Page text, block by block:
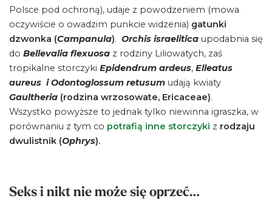
Polsce pod ochroną), udaje z powodzeniem (mowa
oczywiście o owadzim punkcie widzenia) gatunki
dzwonka (Campanula). Orchis israelitica upodabnia się
do Bellevalia flexuosa z rodziny Liliowatych, zaś
tropikalne storczyki Epidendrum ardeus, Elleatus
aureus i Odontoglossum retusum udają kwiaty
Gaultheria (rodzina wrzosowate, Ericaceae).
Wszystko powyższe to jednak tylko niewinna igraszka, w
porównaniu z tym co potrafią inne storczyki z rodzaju
dwulistnik (Ophrys).
Seks i nikt nie może się oprzeć…